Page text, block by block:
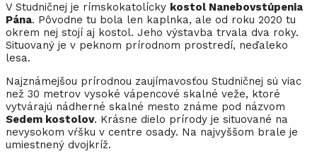
V Studničnej je rímskokatolícky kostol Nanebovstúpenia
Pána. Pôvodne tu bola len kaplnka, ale od roku 2020 tu
okrem nej stojí aj kostol. Jeho výstavba trvala dva roky.
Situovaný je v peknom prírodnom prostredí, neďaleko
lesa.
Najznámejšou prírodnou zaujímavosťou Studničnej sú viac
než 30 metrov vysoké vápencové skalné veže, ktoré
vytvárajú nádherné skalné mesto známe pod názvom
Sedem kostolov. Krásne dielo prírody je situované na
nevysokom vŕšku v centre osady. Na najvyššom brale je
umiestnený dvojkríž.